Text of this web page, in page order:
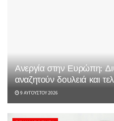
Ανεργία στην Ευρώπη:
αναζητούν δουλειά και
9 ΑΥΓΟΎΣΤΟΥ 2026